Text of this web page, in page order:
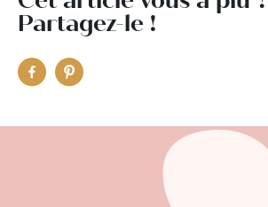
Partagez-le !